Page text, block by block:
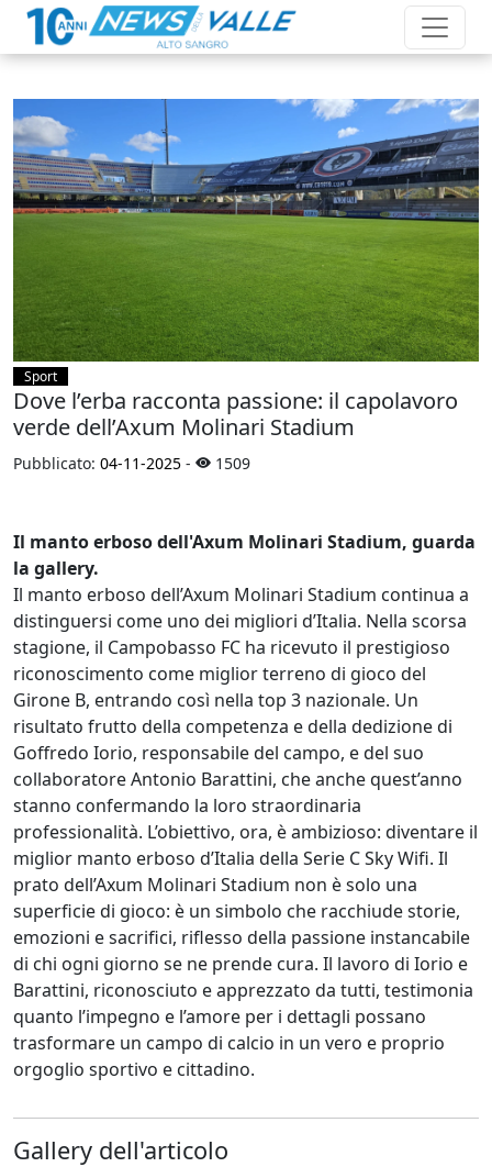
Sport
Dove l’erba racconta passione: il capolavoro
verde dell’Axum Molinari Stadium
Pubblicato: 04-11-2025 - 1509
Il manto erboso dell'Axum Molinari Stadium, guarda
la gallery.
Il manto erboso dell’Axum Molinari Stadium continua a
distinguersi come uno dei migliori d’Italia. Nella scorsa
stagione, il Campobasso FC ha ricevuto il prestigioso
riconoscimento come miglior terreno di gioco del
Girone B, entrando così nella top 3 nazionale. Un
risultato frutto della competenza e della dedizione di
Goffredo Iorio, responsabile del campo, e del suo
collaboratore Antonio Barattini, che anche quest’anno
stanno confermando la loro straordinaria
professionalità. L’obiettivo, ora, è ambizioso: diventare il
miglior manto erboso d’Italia della Serie C Sky Wifi. Il
prato dell’Axum Molinari Stadium non è solo una
superficie di gioco: è un simbolo che racchiude storie,
emozioni e sacrifici, riflesso della passione instancabile
di chi ogni giorno se ne prende cura. Il lavoro di Iorio e
Barattini, riconosciuto e apprezzato da tutti, testimonia
quanto l’impegno e l’amore per i dettagli possano
trasformare un campo di calcio in un vero e proprio
orgoglio sportivo e cittadino.
Gallery dell'articolo